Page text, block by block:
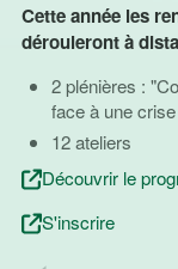
Cette année les
dérouleront à
2 plénières :
face à une
12 ateliers
Découvrir le
S'inscrire